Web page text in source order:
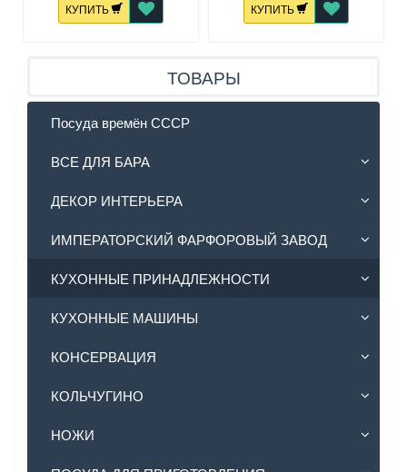
КУПИТЬ КУПИТЬ
ТОВАРЫ
Посуда времён СССР
ВСЕ ДЛЯ БАРА
ДЕКОР ИНТЕРЬЕРА
ИМПЕРАТОРСКИЙ ФАРФОРОВЫЙ ЗАВОД
КУХОННЫЕ ПРИНАДЛЕЖНОСТИ
КУХОННЫЕ МАШИНЫ
КОНСЕРВАЦИЯ
КОЛЬЧУГИНО
НОЖИ